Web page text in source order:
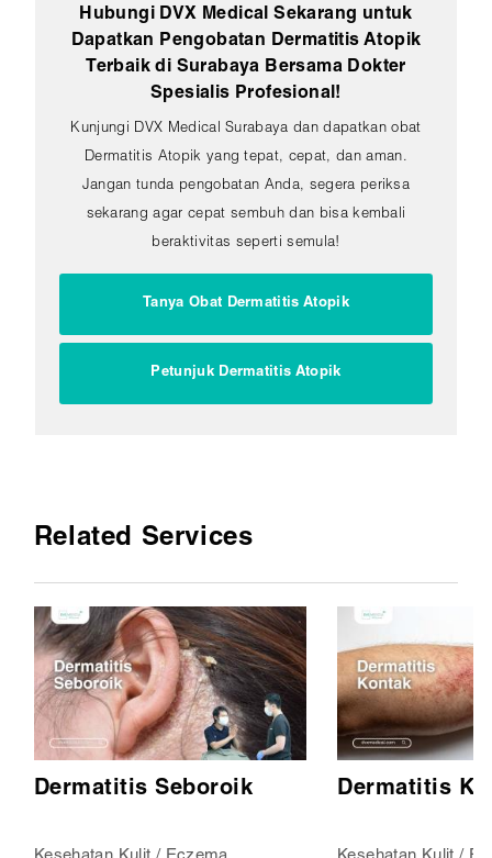
Hubungi DVX Medical Sekarang untuk
Dapatkan Pengobatan Dermatitis Atopik
Terbaik di Surabaya Bersama Dokter
Spesialis Profesional!
Kunjungi DVX Medical Surabaya dan dapatkan obat
Dermatitis Atopik yang tepat, cepat, dan aman.
Jangan tunda pengobatan Anda, segera periksa
sekarang agar cepat sembuh dan bisa kembali
beraktivitas seperti semula!
Tanya Obat Dermatitis Atopik
Petunjuk Dermatitis Atopik
Related Services
Dermatitis Seboroik Dermatitis